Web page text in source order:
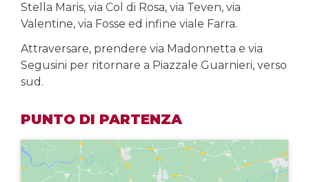
Stella Maris, via Col di Rosa, via Teven, via
Valentine, via Fosse ed infine viale Farra.
Attraversare, prendere via Madonnetta e via
Segusini per ritornare a Piazzale Guarnieri, verso
sud.
PUNTO DI PARTENZA